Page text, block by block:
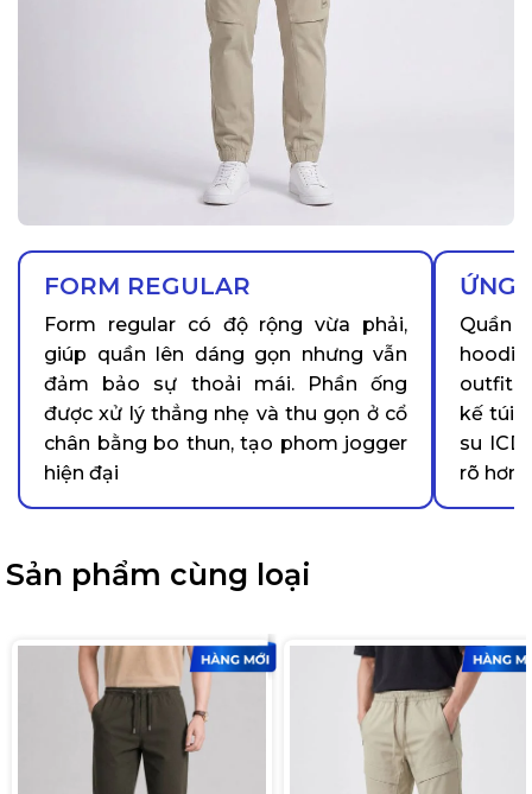
FORM REGULAR
Form regular có độ rộng vừa phải,
giúp quần lên dáng gọn nhưng vẫn
đảm bảo sự thoải mái. Phần ống
được xử lý thẳng nhẹ và thu gọn ở cổ
chân bằng bo thun, tạo phom jogger
hiện đại
ỨNG
Quần
outfit
kế túi
su
rõ hơn,
Sản phẩm cùng loại